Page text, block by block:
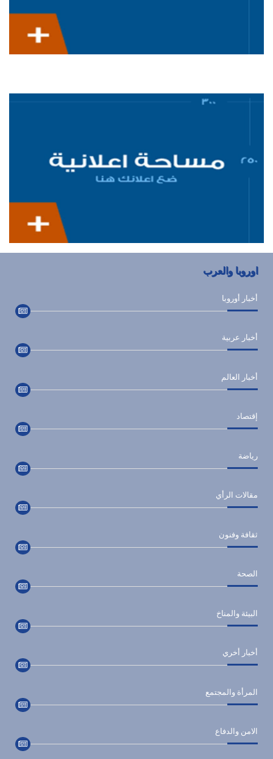
اوروبا والعرب
أخبار أوروبا
أخبار عربية
أخبار العالم
إقتصاد
رياضة
مقالات الرأي
ثقافة وفنون
الصحة
البيئة والمناخ
أخبار أخري
المرأة والمجتمع
الامن والدفاع